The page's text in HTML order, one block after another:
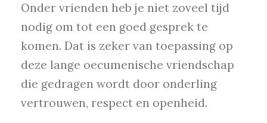
Onder vrienden heb je niet zoveel tijd
nodig om tot een goed gesprek te
komen. Dat is zeker van toepassing op
deze lange oecumenische vriendschap
die gedragen wordt door onderling
vertrouwen, respect en openheid.